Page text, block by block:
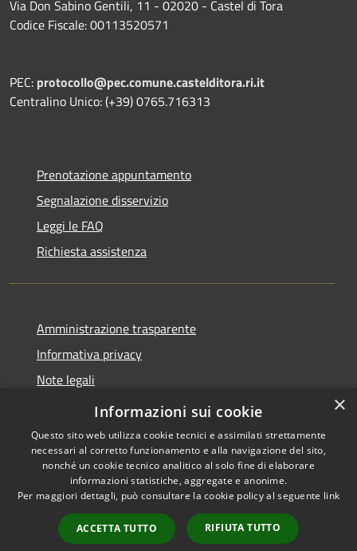
Via Don Sabino Gentili, 11 - 02020 - Castel di Tora
Codice Fiscale: 00113520571
PEC: protocollo@pec.comune.castelditora.ri.it
Centralino Unico: (+39) 0765.716313
Prenotazione appuntamento
Segnalazione disservizio
Leggi le FAQ
Richiesta assistenza
Amministrazione trasparente
Informativa privacy
Note legali
Dichiarazione di accessibilità
Accessibilità
Copyright © 2026 • Comune di
Castel di Tora • Powered by
Municipium•
Accesso
redazione
×
Informazioni sui cookie
Questo sito web utilizza cookie tecnici e assimilati strettamente
necessari al corretto funzionamento e alla navigazione del sito,
nonché un cookie tecnico analitico al solo fine di elaborare
informazioni statistiche, aggregate e anonime.
Per maggiori dettagli, può consultare la cookie policy al seguente link
ACCETTA TUTTO RIFIUTA TUTTO